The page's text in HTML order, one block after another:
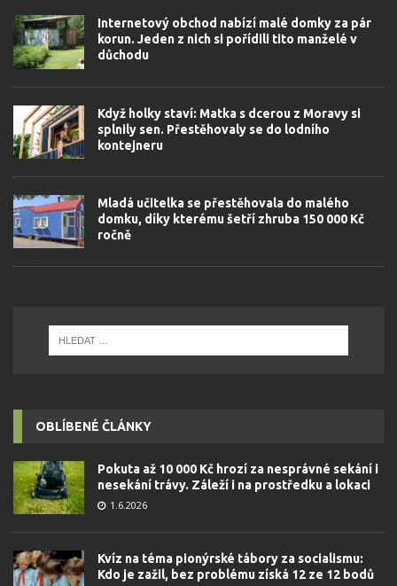
Internetový obchod nabízí malé domky za pár
korun. Jeden z nich si pořídili tito manželé v
důchodu
Když holky staví: Matka s dcerou z Moravy si
splnily sen. Přestěhovaly se do lodního
kontejneru
Mladá učitelka se přestěhovala do malého
domku, díky kterému šetří zhruba 150 000 Kč
ročně
OBLÍBENÉ ČLÁNKY
Pokuta až 10 000 Kč hrozí za nesprávné sekání i
nesekání trávy. Záleží i na prostředku a lokaci
1.6.2026
Kvíz na téma pionýrské tábory za socialismu:
Kdo je zažil, bez problému získá 12 ze 12 bodů